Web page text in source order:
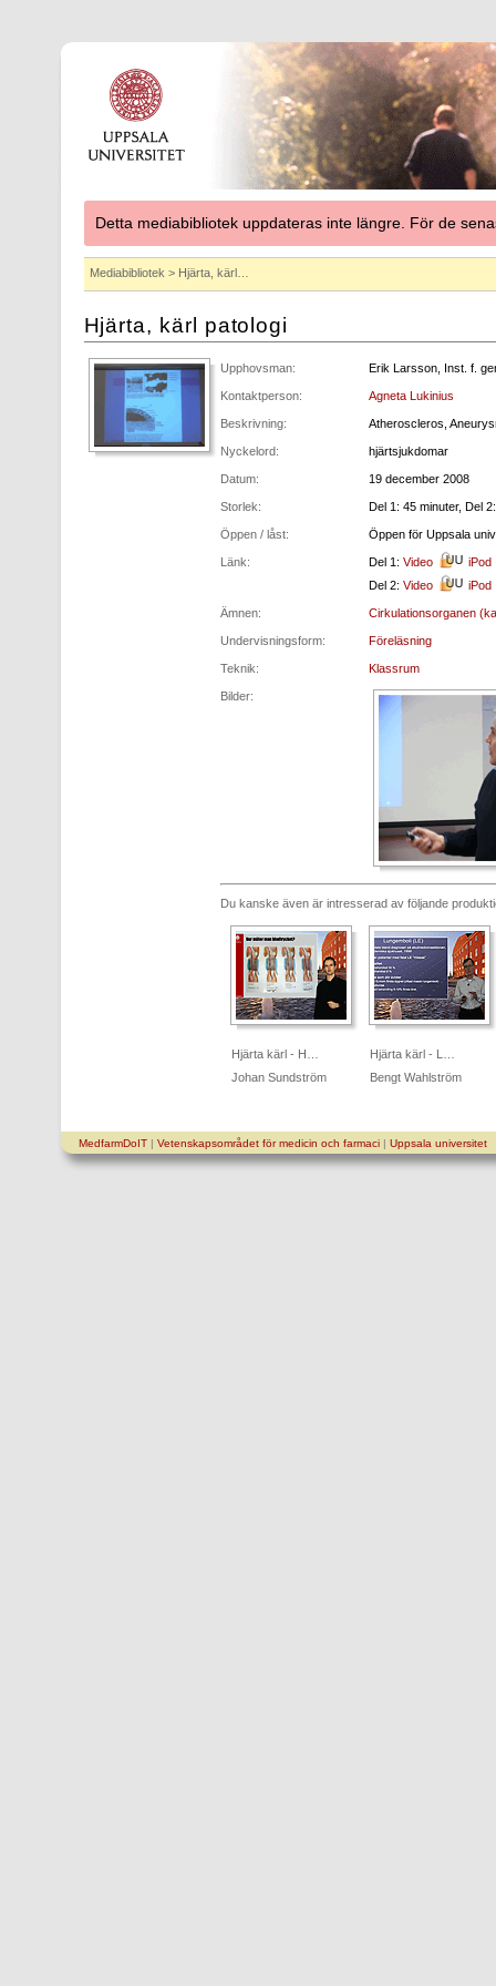
Detta mediabibliotek uppdateras inte längre. För de
Mediabibliotek > Hjärta, kärl…
Hjärta, kärl patologi
Upphovsman: Erik Larsson, Inst. f.
Kontaktperson: Agneta Lukinius
Beskrivning: Atheroscleros,
Nyckelord: hjärtsjukdomar
Datum: 19 december 2008
Storlek: Del 1: 45 minuter, Del
Öppen / låst: Öppen för Uppsala
Länk: Del 1: Video
iPod
Del 2: Video iPod
Ämnen: Cirkulationsorganen
Undervisningsform: Föreläsning
Teknik: Klassrum
Bilder:
Du kanske även är intresserad av följande
Hjärta kärl - H…
Johan Sundström
Hjärta kärl - L…
Bengt Wahlström
MedfarmDoIT| Vetenskapsområdet för medicin och farmaci| Uppsala universitet